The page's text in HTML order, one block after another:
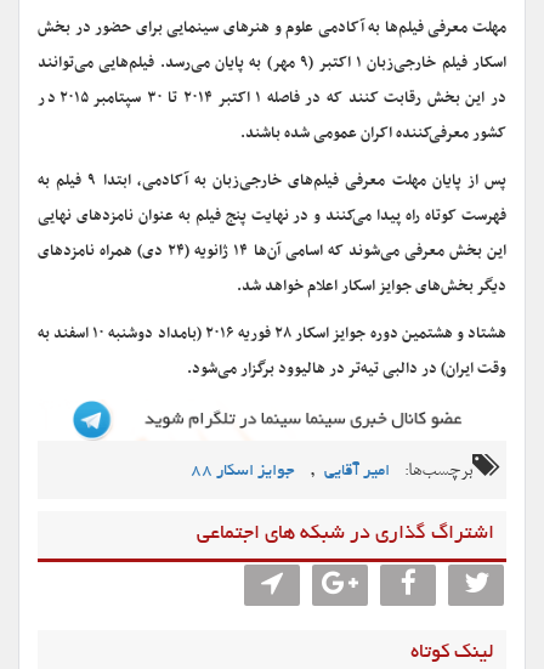
مهلت معرفی فیلم‌ها به آکادمی علوم و هنرهای سینمایی برای حضور در بخش
اسکار فیلم خارجی‌زبان ۱ اکتبر (۹ مهر) به پایان می‌رسد. فیلم‌هایی می‌توانند
در این بخش رقابت کنند که در فاصله ۱ اکتبر ۲۰۱۴ تا ۳۰ سپتامبر ۲۰۱۵ در
کشور معرفی‌کننده اکران عمومی شده باشند.
پس از پایان مهلت معرفی فیلم‌های خارجی‌زبان به آکادمی، ابتدا ۹ فیلم به
فهرست کوتاه راه پیدا می‌کنند و در نهایت پنج فیلم به عنوان نامزدهای نهایی
این بخش معرفی می‌شوند که اسامی آن‌ها ۱۴ ژانویه (۲۴ دی) همراه نامزدهای
دیگر بخش‌های جوایز اسکار اعلام خواهد شد.
هشتاد و هشتمین دوره جوایز اسکار ۲۸ فوریه ۲۰۱۶ (بامداد دوشنبه ۱۰ اسفند به
‌وقت ایران) در دالبی تیه‌تر در هالیوود برگزار می‌شود.
برچسب‌ها: امیر آقایی , جوایز اسکار 88
اشتراگ گذاری در شبکه های اجتماعی
لینک کوتاه